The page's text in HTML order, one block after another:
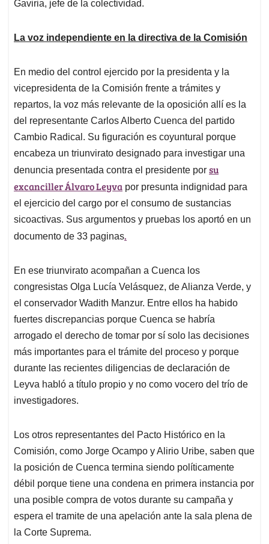
Gaviria, jefe de la colectividad.
La voz independiente en la directiva de la Comisión
En medio del control ejercido por la presidenta y la
vicepresidenta de la Comisión frente a trámites y
repartos, la voz más relevante de la oposición allí es la
del representante Carlos Alberto Cuenca del partido
Cambio Radical. Su figuración es coyuntural porque
encabeza un triunvirato designado para investigar una
denuncia presentada contra el presidente por su
excanciller Álvaro Leyva por presunta indignidad para
el ejercicio del cargo por el consumo de sustancias
sicoactivas. Sus argumentos y pruebas los aportó en un
documento de 33 paginas.
En ese triunvirato acompañan a Cuenca los
congresistas Olga Lucía Velásquez, de Alianza Verde, y
el conservador Wadith Manzur. Entre ellos ha habido
fuertes discrepancias porque Cuenca se habría
arrogado el derecho de tomar por sí solo las decisiones
más importantes para el trámite del proceso y porque
durante las recientes diligencias de declaración de
Leyva habló a título propio y no como vocero del trío de
investigadores.
Los otros representantes del Pacto Histórico en la
Comisión, como Jorge Ocampo y Alirio Uribe, saben que
la posición de Cuenca termina siendo políticamente
débil porque tiene una condena en primera instancia por
una posible compra de votos durante su campaña y
espera el tramite de una apelación ante la sala plena de
la Corte Suprema.